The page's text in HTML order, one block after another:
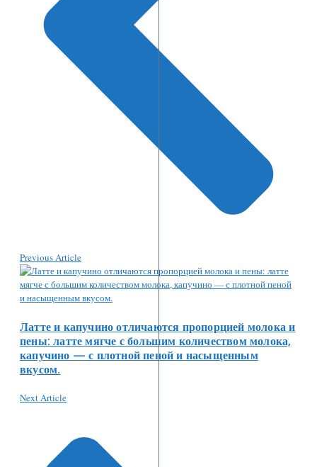
Previous Article
Латте и капучино отличаются пропорцией молока и
пены: латте мягче с большим количеством молока,
капучино — с плотной пеной и насыщенным
вкусом.
Next Article